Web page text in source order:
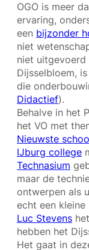
OGO is meer
ervaring,
een bijzonder
niet
niet uitgevoerd
Dijsselbloem,
die
Didactief).
Behalve in het
het VO met
Nieuwste
IJburg college
Technasium
maar de
ontwerpen als
echt een
Luc Stevens
hebben het
Het gaat in